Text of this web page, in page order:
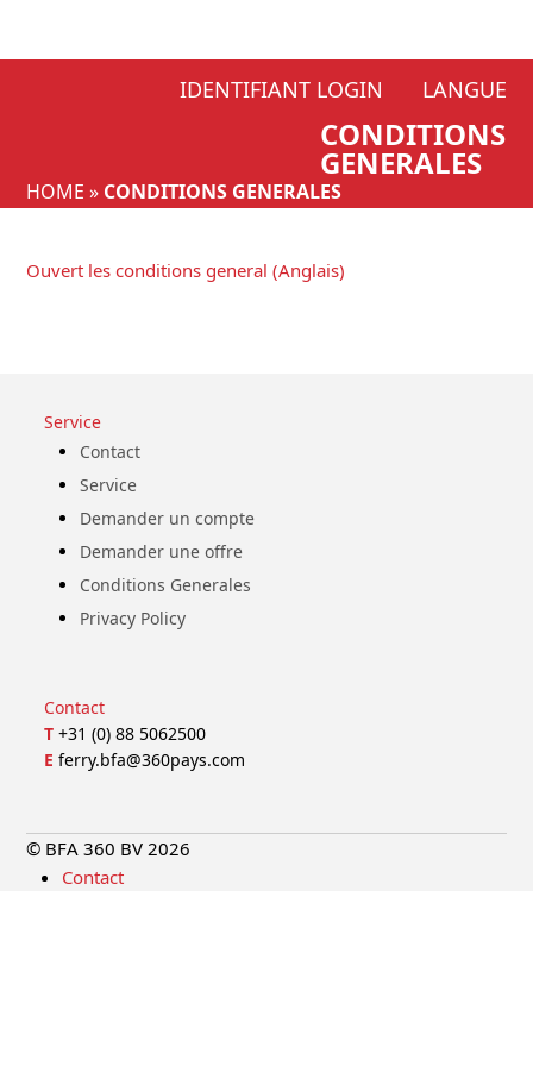
IDENTIFIANT LOGIN LANGUE
CONDITIONS
GENERALES
HOME » CONDITIONS GENERALES
Ouvert les conditions general (Anglais)
Service
Contact
Service
Demander un compte
Demander une offre
Conditions Generales
Privacy Policy
Contact
T +31 (0) 88 5062500
E ferry.bfa@360pays.com
© BFA 360 BV 2026
Contact